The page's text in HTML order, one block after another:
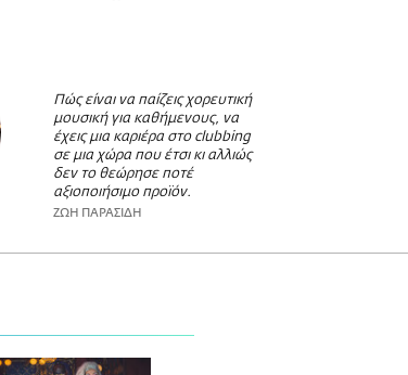
Πώς είναι να παίζεις χορευτική
μουσική για καθήμενους, να
έχεις μια καριέρα στο clubbing
σε μια χώρα που έτσι κι αλλιώς
δεν το θεώρησε ποτέ
αξιοποιήσιμο προϊόν.
ΖΩΗ ΠΑΡΑΣΙΔΗ